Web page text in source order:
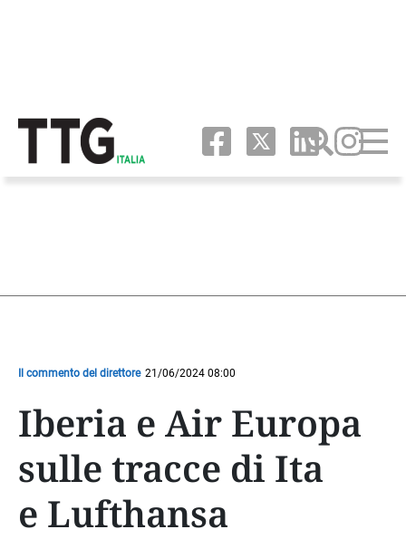
Il commento del direttore 21/06/2024 08:00
Iberia e Air Europa
sulle tracce di Ita
e Lufthansa